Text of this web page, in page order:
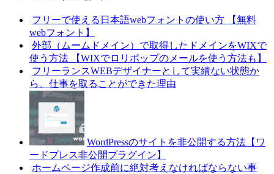
フリーで使える日本語webフォントの使い方 【無料
webフォント】
外部（ムームドメイン）で取得したドメインをWIXで
使う方法 【WIXでロリポップのメールを使う方法も】
フリーランスWEBデザイナーとして実績ない状態か
ら、仕事を取ることができた理由
WordPressのサイトを非公開する方法【ワ
ードプレス非公開プラグイン】
ホームページ作成前に絶対考えなければならない事